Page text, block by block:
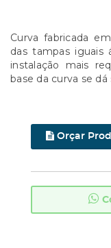
Curva fabricada
das tampas iguais
instalação mais
base da curva se dá
Orçar